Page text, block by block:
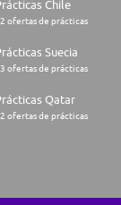
werden
Menschen
Sie mehr über
Chile
ofertas de prácticas
Suecia
ofertas de prácticas
Qatar
ofertas de prácticas